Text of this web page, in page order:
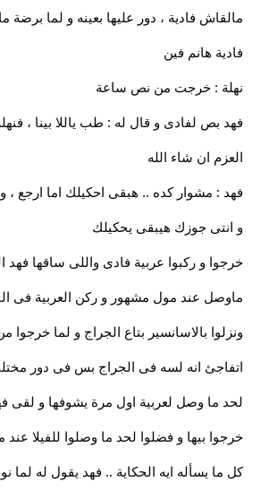
مالقاش فادية ، دور عليها بعينه و لما برضة
فادية هانم فين
نهلة : خرجت من نص ساعة
فهد بص لفادى و قال له : طب ياللا بينا ،
العزم ان شاء الله
فهد : مشوار كده .. هبقى احكيلك اما ارجع ،
و انتى جوزك هيبقى يحكيلك
خرجوا و ركبوا عربية فادى واللى ساقها فهد
ماوصل عند مول مشهور و ركن العربية فى
ونزلوا بالاسانسير بتاع الجراج و لما خرجوا
اتفاجئ انه لسه فى الجراج بس فى دور
لحد ما وصل لعربية اول مرة يشوفها و لقى
خرجوا بيها و فضلوا لحد ما وصلوا للفيلا
كل ما يسأله ايه الحكاية .. فهد يقول له